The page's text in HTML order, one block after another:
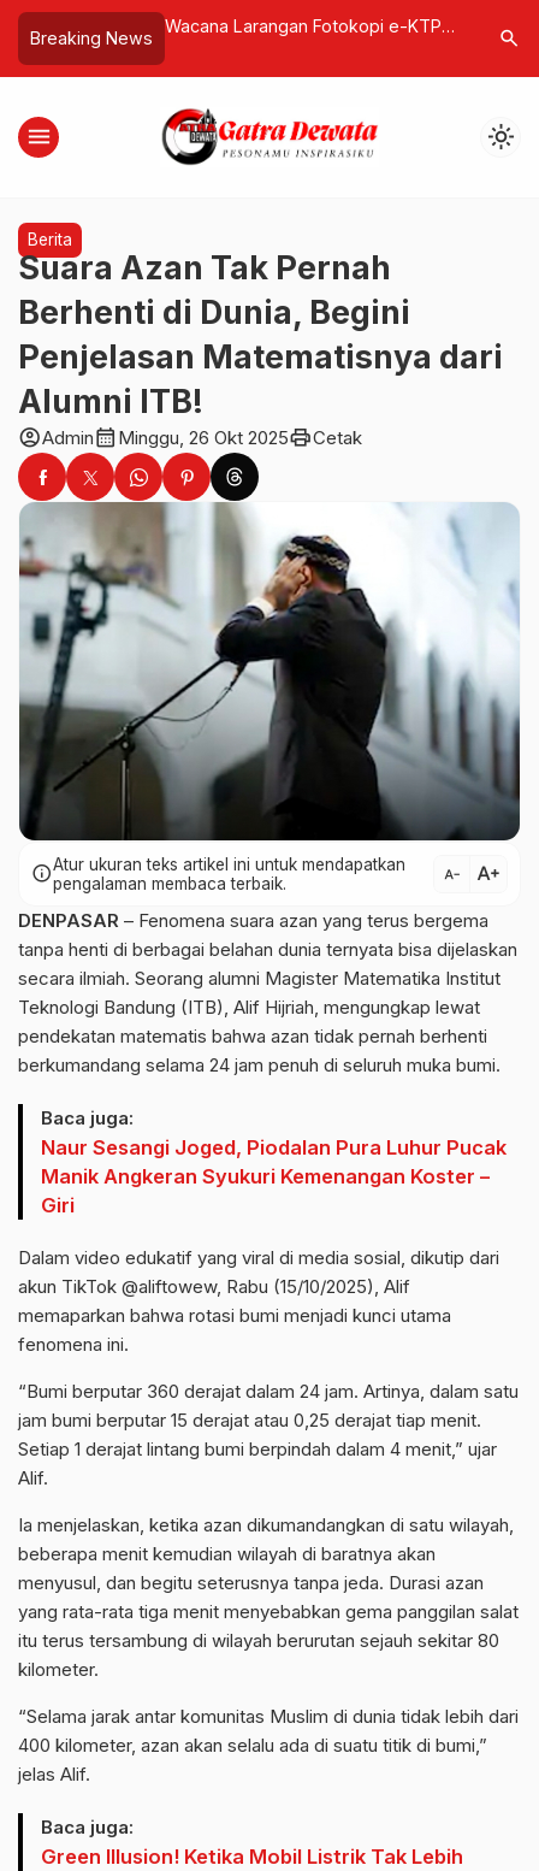
Breaking News
Fotokopi e-KTP
Digitalisasi Layanan
Komisi I DPRD Rote Ndao Desak
Terkait Penyelewengan Dana Desa
search
menu light_mode
Berita
Suara Azan Tak Pernah
Berhenti di Dunia, Begini
Penjelasan Matematisnya dari
Alumni ITB!
account_circleAdmincalendar_month Minggu, 26 Okt 2025printCetak
infoAtur ukuran teks artikel ini untuk mendapatkan
pengalaman membaca terbaik.
text_decrease text_increase
DENPASAR – Fenomena suara azan yang terus bergema
tanpa henti di berbagai belahan dunia ternyata bisa dijelaskan
secara ilmiah. Seorang alumni Magister Matematika Institut
Teknologi Bandung (ITB), Alif Hijriah, mengungkap lewat
pendekatan matematis bahwa azan tidak pernah berhenti
berkumandang selama 24 jam penuh di seluruh muka bumi.
Baca juga:
Naur Sesangi Joged, Piodalan Pura Luhur Pucak
Manik Angkeran Syukuri Kemenangan Koster –
Giri
Dalam video edukatif yang viral di media sosial, dikutip dari
akun TikTok @aliftowew, Rabu (15/10/2025), Alif
memaparkan bahwa rotasi bumi menjadi kunci utama
fenomena ini.
“Bumi berputar 360 derajat dalam 24 jam. Artinya, dalam satu
jam bumi berputar 15 derajat atau 0,25 derajat tiap menit.
Setiap 1 derajat lintang bumi berpindah dalam 4 menit,” ujar
Alif.
Ia menjelaskan, ketika azan dikumandangkan di satu wilayah,
beberapa menit kemudian wilayah di baratnya akan
menyusul, dan begitu seterusnya tanpa jeda. Durasi azan
yang rata-rata tiga menit menyebabkan gema panggilan salat
itu terus tersambung di wilayah berurutan sejauh sekitar 80
kilometer.
“Selama jarak antar komunitas Muslim di dunia tidak lebih dari
400 kilometer, azan akan selalu ada di suatu titik di bumi,”
jelas Alif.
Baca juga:
Green Illusion! Ketika Mobil Listrik Tak Lebih